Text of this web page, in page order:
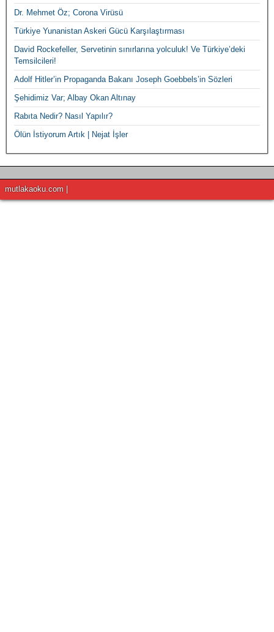
Dr. Mehmet Öz; Corona Virüsü
Türkiye Yunanistan Askeri Gücü Karşılaştırması
David Rockefeller, Servetinin sınırlarına yolculuk! Ve Türkiye’deki
Temsilcileri!
Adolf Hitler’in Propaganda Bakanı Joseph Goebbels’in Sözleri
Şehidimiz Var; Albay Okan Altınay
Rabıta Nedir? Nasıl Yapılır?
Ölün İstiyorum Artık | Nejat İşler
mutlakaoku.com |